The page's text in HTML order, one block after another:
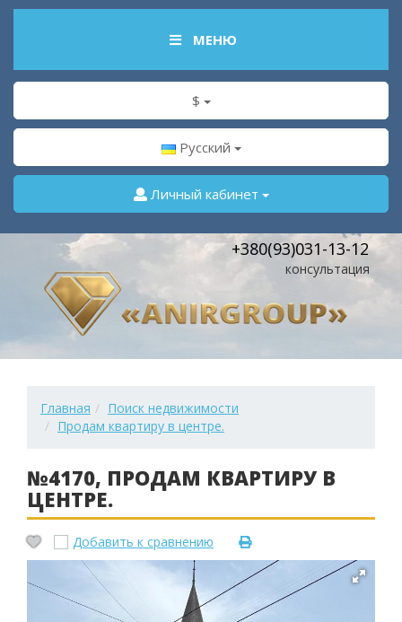
МЕНЮ
$
Русский
Личный кабинет
+380(93)031-13-12
консультация
Главная
Поиск недвижимости
Продам квартиру в центре.
№4170, ПРОДАМ КВАРТИРУ В
ЦЕНТРЕ.
Добавить к сравнению